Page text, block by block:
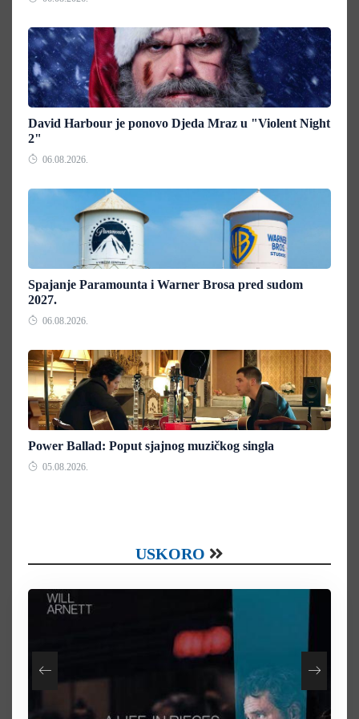
David Harbour je ponovo Djeda Mraz u "Violent Night
2"
06.08.2026.
Spajanje Paramounta i Warner Brosa pred sudom
2027.
06.08.2026.
Power Ballad: Poput sjajnog muzičkog singla
05.08.2026.
USKORO